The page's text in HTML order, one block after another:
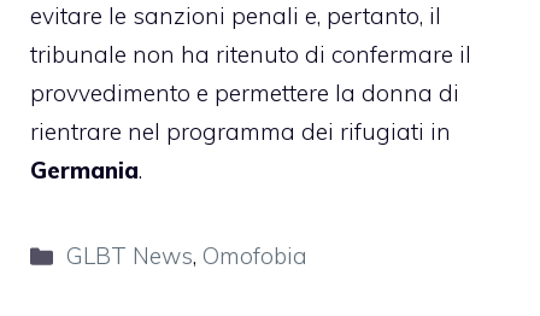
evitare le sanzioni penali e, pertanto, il
tribunale non ha ritenuto di confermare il
provvedimento e permettere la donna di
rientrare nel programma dei rifugiati in
Germania.
Categorie
GLBT News, Omofobia